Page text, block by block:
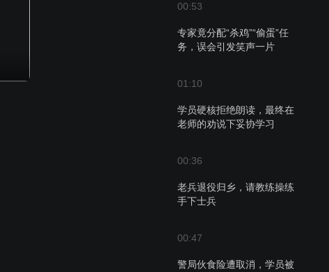
00:53
专家竟分配“杀鸡”“偷蛋”任
务，误会引发笑声一片
01:10
学员硬核拒绝朗读，最终在
老师的劝说下妥协学习
00:36
老兵退役归乡，请教练操练
手下士兵
00:47
警局伙食险遭取消，学员被